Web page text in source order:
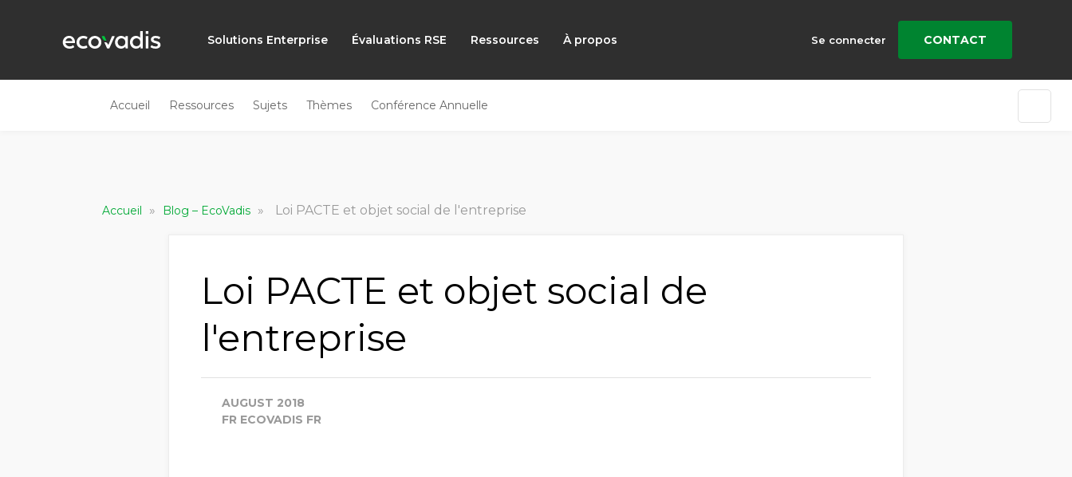
Solutions Enterprise Évaluations RSE Ressources À propos Se connecter CONTACT
Accueil Ressources Sujets Thèmes Conférence Annuelle
Accueil » Blog – EcoVadis » Loi PACTE et objet social de l'entreprise
Loi PACTE et objet social de
l'entreprise
AUGUST 2018
FR ECOVADIS FR